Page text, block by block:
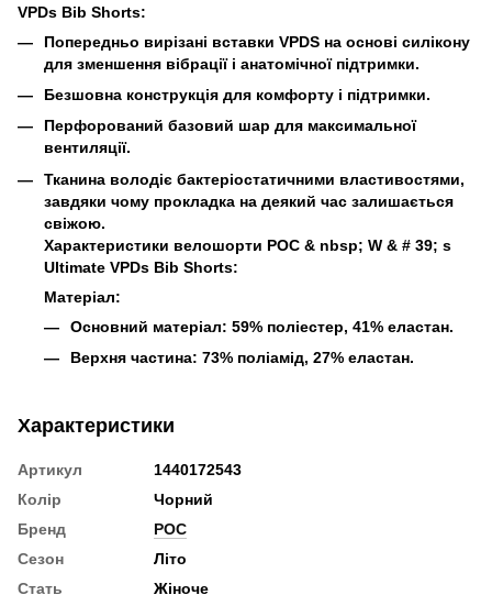
VPDs Bib Shorts:
Попередньо вирізані вставки VPDS на основі силікону
для зменшення вібрації і анатомічної підтримки.
Безшовна конструкція для комфорту і підтримки.
Перфорований базовий шар для максимальної
вентиляції.
Тканина володіє бактеріостатичними властивостями,
завдяки чому прокладка на деякий час залишається
свіжою.
Характеристики велошорти POC & nbsp; W & # 39; s
Ultimate VPDs Bib Shorts:
Матеріал:
Основний матеріал: 59% поліестер, 41% еластан.
Верхня частина: 73% поліамід, 27% еластан.
Характеристики
Артикул
1440172543
Колір
Чорний
Бренд
POC
Сезон
Літо
Стать
Жіноче